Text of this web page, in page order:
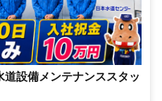
設備メンテナンススタッ